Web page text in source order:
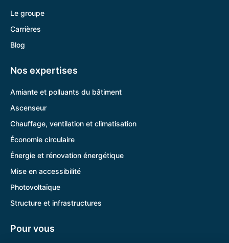
Le groupe
Carrières
Blog
Nos expertises
Amiante et polluants du bâtiment
Ascenseur
Chauffage, ventilation et climatisation
Économie circulaire
Énergie et rénovation énergétique
Mise en accessibilité
Photovoltaïque
Structure et infrastructures
Pour vous